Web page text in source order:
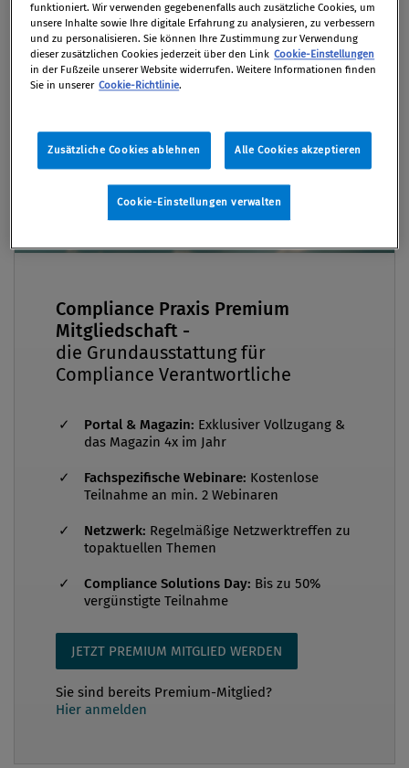
Sehr geehrte Leserinnen und Leser, diese Ausgabe
beschäftigt sich schwerpunktmäßig mit einem
Korruption und ihrer Bekämpfung. Bei allen
modernen Themen ‒ von ESG bis AI ‒ übersehen wir
oft, dass wir noch lange nicht so weit sind, die alten
Themen bewältigt zu haben, wie wir täglich den
so einfach aus, in Wirklichkeit ist sie in der
sein, dass man si...
Premium
Compliance Praxis Premium
Mitgliedschaft -
die Grundausstattung für
Compliance Verantwortliche
Portal & Magazin: Exklusiver Vollzugang &
das Magazin 4x im Jahr
Fachspezifische Webinare: Kostenlose
Teilnahme an min. 2 Webinaren
Netzwerk: Regelmäßige Netzwerktreffen zu
topaktuellen Themen
Compliance Solutions Day: Bis zu 50%
vergünstigte Teilnahme
JETZT PREMIUM MITGLIED WERDEN
Sie sind bereits Premium-Mitglied?
Hier anmelden
funktioniert. Wir verwenden gegebenenfalls auch zusätzliche Cookies, um
unsere Inhalte sowie Ihre digitale Erfahrung zu analysieren, zu verbessern
und zu personalisieren. Sie können Ihre Zustimmung zur Verwendung
dieser zusätzlichen Cookies jederzeit über den Link Cookie-Einstellungen
in der Fußzeile unserer Website widerrufen. Weitere Informationen finden
Sie in unserer Cookie-Richtlinie.
Zusätzliche Cookies ablehnen Alle Cookies akzeptieren
Cookie-Einstellungen verwalten